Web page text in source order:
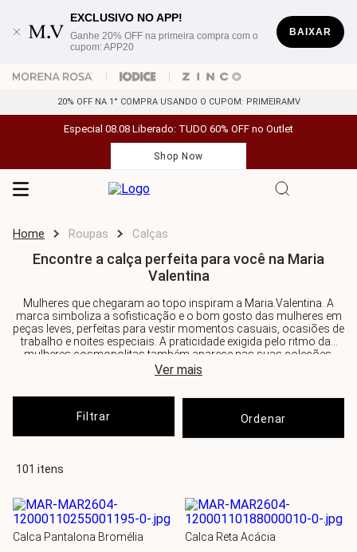
EXCLUSIVO NO APP!
Ganhe 20% OFF na primeira compra com o
cupom: APP20
BAIXAR
20% OFF NA 1° COMPRA USANDO O CUPOM: PRIMEIRAMV
Especial 08.08 Liberado: TUDO 60% OFF no Outlet
Shop Now
Roupas Calças
Encontre a calça perfeita para você na Maria
Valentina
Mulheres que chegaram ao topo inspiram a Maria.Valentina. A
marca simboliza a sofisticação e o bom gosto das mulheres em
peças leves, perfeitas para vestir momentos casuais, ocasiões de
trabalho e noites especiais. A praticidade exigida pelo ritmo das
mulheres cosmopolitas também aparece nas suas coleções.
Mulheres que chegaram ao topo inspiram a Maria.Valentina. A
marca simboliza a sofisticação e o bom gosto das mulheres em
trabalho e noites especiais. A praticidade exigida pelo ritmo das
mulheres cosmopolitas também aparece nas suas coleções.
Ver mais
Filtrar
101
Calca Pantalona Bromélia
Calca Reta Acácia